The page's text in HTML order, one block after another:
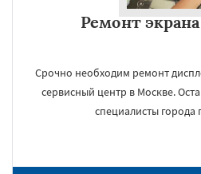
Ремонт
Срочно необходим ремонт
сервисный центр в Москве.
специалисты города